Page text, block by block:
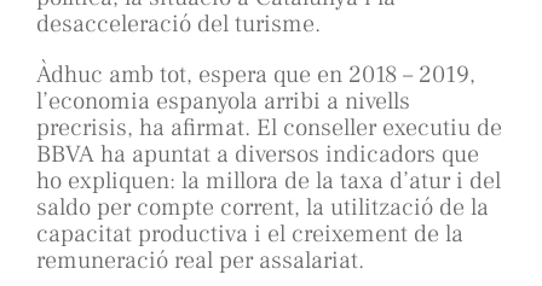
desacceleració del turisme.
Àdhuc amb tot, espera que en 2018 – 2019,
l’economia espanyola arribi a nivells
precrisis, ha afirmat. El conseller executiu de
BBVA ha apuntat a diversos indicadors que
ho expliquen: la millora de la taxa d’atur i del
saldo per compte corrent, la utilització de la
capacitat productiva i el creixement de la
remuneració real per assalariat.